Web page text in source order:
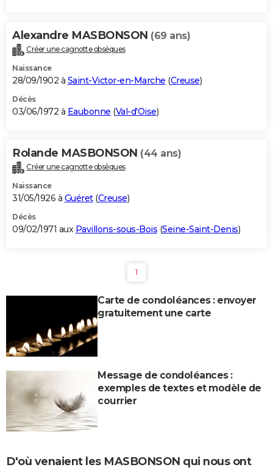
Alexandre MASBONSON (69 ans)
Créer une cagnotte obsèques
Naissance
28/09/1902 à Saint-Victor-en-Marche (Creuse)
Décès
03/06/1972 à Eaubonne (Val-d'Oise)
Rolande MASBONSON (44 ans)
Créer une cagnotte obsèques
Naissance
31/05/1926 à Guéret(Creuse)
Décès
09/02/1971 aux Pavillons-sous-Bois (Seine-Saint-Denis)
1
Carte de condoléances : envoyer
gratuitement une carte
Message de condoléances :
exemples de textes et modèle de
courrier
D'où venaient les MASBONSON qui nous ont